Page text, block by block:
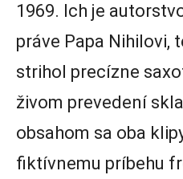
1969. Ich je
práve Papa Nihilovi,
strihol precízne
živom prevedení
obsahom sa oba
fiktívnemu príbehu